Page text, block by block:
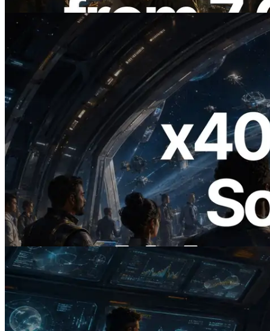
2026.07.04
ERPC lance un RPC Solana compatible
x402 — L'ère où les agents IA paient à la
demande les API dont ils ont besoin
Lire cet article